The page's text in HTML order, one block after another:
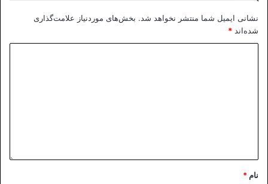
نشانی ایمیل شما منتشر نخواهد شد. بخش‌های موردنیاز علامت‌گذاری
شده‌اند *
نام *